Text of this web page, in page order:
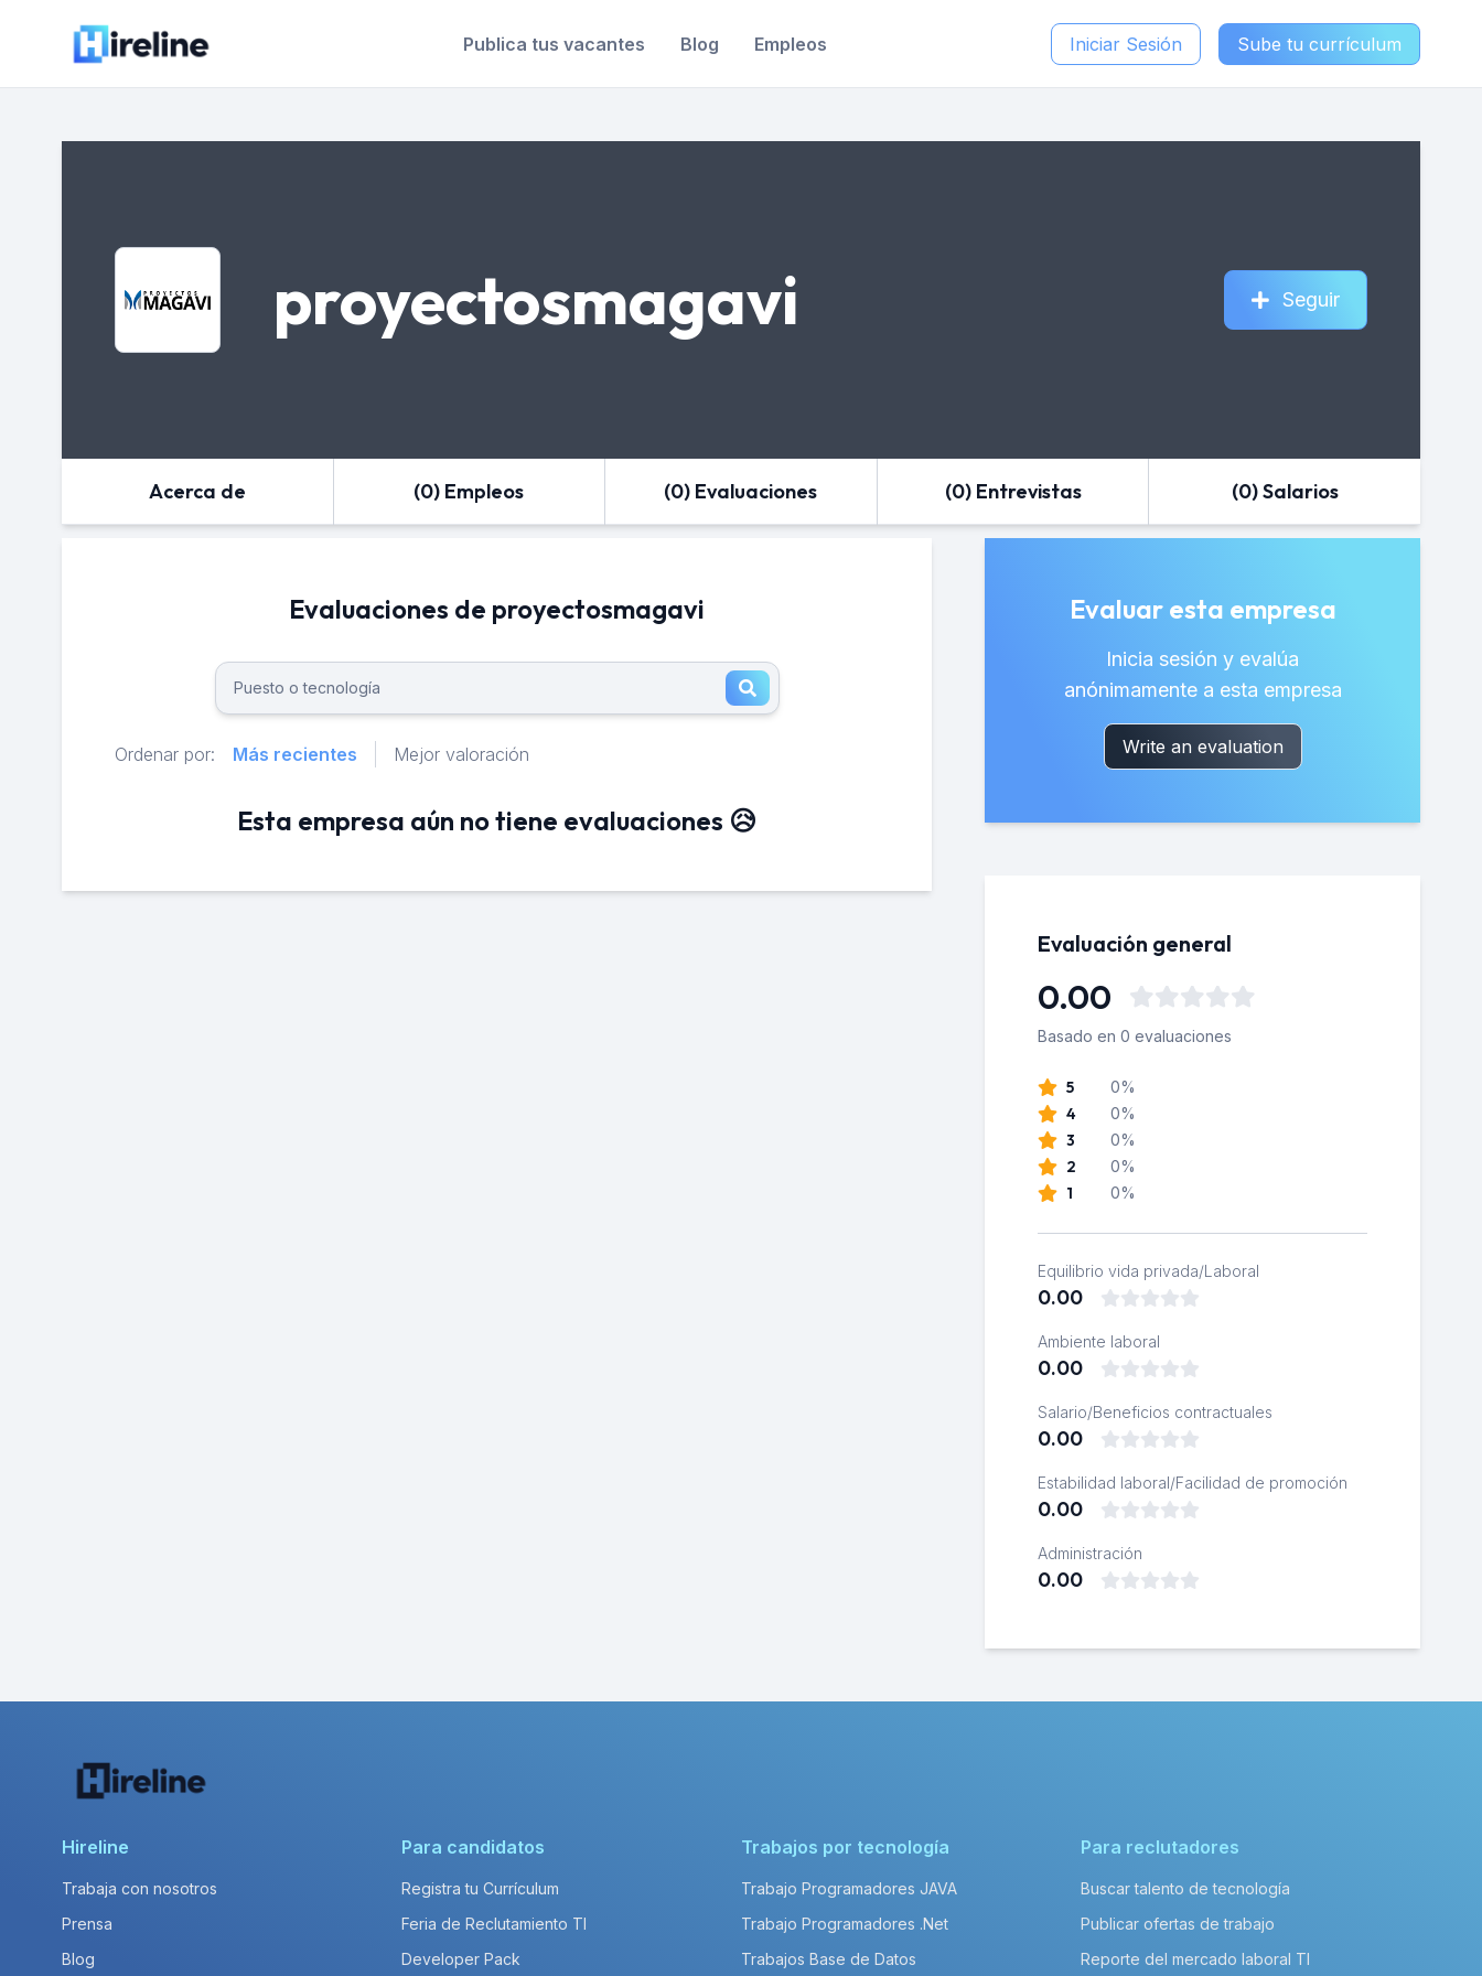
Publica tus vacantes Blog Empleos Iniciar Sesión Sube tu currículum
proyectosmagavi Seguir
Acerca de (0) Empleos (0) Evaluaciones (0) Entrevistas (0) Salarios
Evaluaciones de proyectosmagavi
Ordenar por: Más recientes Mejor valoración
Esta empresa aún no tiene evaluaciones 😥
Evaluar esta empresa
Inicia sesión y evalúa
anónimamente a esta empresa
Write an evaluation
Evaluación general
0.00
Basado en 0 evaluaciones
5 0%
4 0%
3 0%
2 0%
1 0%
Equilibrio vida privada/Laboral
0.00
Ambiente laboral
0.00
Salario/Beneficios contractuales
0.00
Estabilidad laboral/Facilidad de promoción
0.00
Administración
0.00
Hireline
Trabaja con nosotros
Prensa
Blog
Para candidatos
Registra tu Currículum
Feria de Reclutamiento TI
Developer Pack
Trabajos por tecnología
Trabajo Programadores JAVA
Trabajo Programadores .Net
Trabajos Base de Datos
Para reclutadores
Buscar talento de tecnología
Publicar ofertas de trabajo
Reporte del mercado laboral TI